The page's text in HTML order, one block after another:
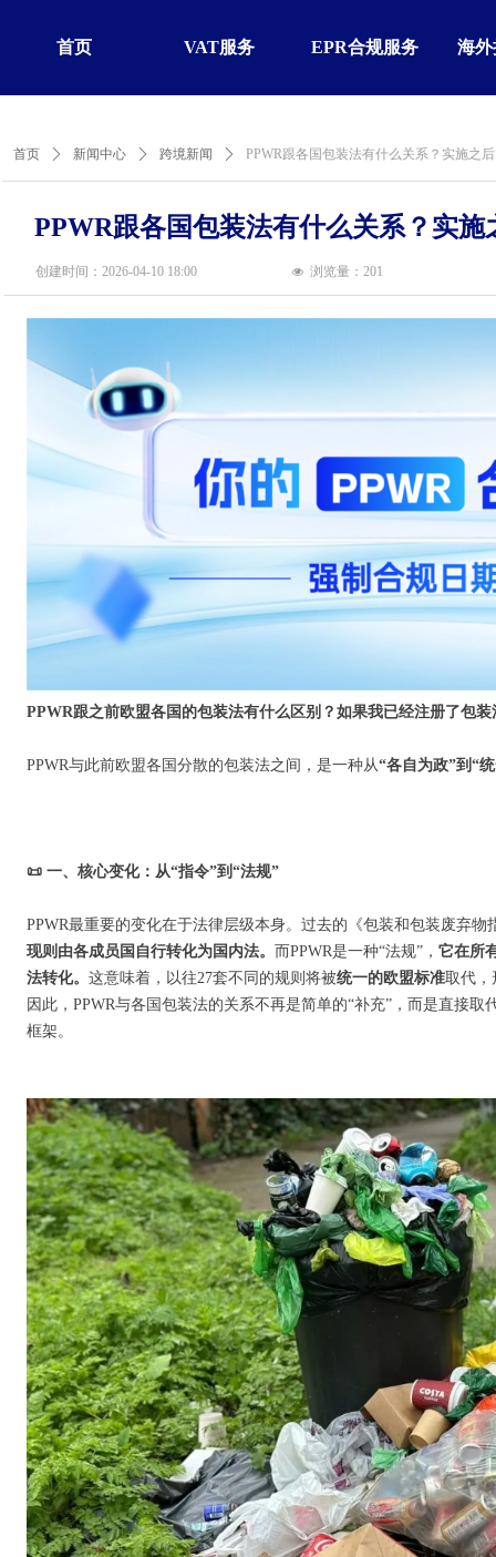
首页 VAT服务 EPR合规服务 海
PPWR跟各国包装法有什么关系？实
PPWR跟之前欧盟各国的包装法有什么区别？如果我已经注册了包
PPWR与此前欧盟各国分散的包装法之间，是一种从“各自为政”到“
📜 一、核心变化：从“指令”到“法规”
PPWR最重要的变化在于法律层级本身。过去的《包装和包装废弃物
现则由各成员国自行转化为国内法。 而PPWR是一种“法规”， 它在所
法转化。 这意味着，以往27套不同的规则将被统一的欧盟标准取代，
因此，PPWR与各国包装法的关系不再是简单的“补充”，而是直接
框架。
首页 ꄲ 新闻中心 ꄲ 跨境新闻 ꄲ PPWR跟各国包装法有什么关系？实施之
넶 浏览量： 201
创建时间： 2026-04-10 18:00